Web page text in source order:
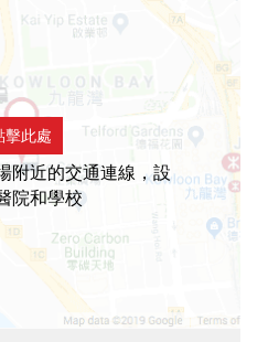
擊此處
附近的交通連線，設
院和學校